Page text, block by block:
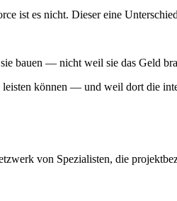
ist es nicht. Dieser eine
bauen — nicht weil sie das Geld
können — und weil dort die
von Spezialisten, die